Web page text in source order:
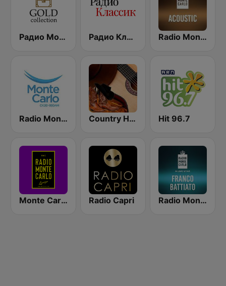
Радио Монте Карло (Radio Monte Carlo Gold) Радио Классик (Radio Classic) Radio Monte Carlo Acoustic
Radio Monte Carlo 930 Country Hits Radio Hit 96.7
Monte Carlo Lounge Radio Capri Radio Monte Carlo Franco Battiato